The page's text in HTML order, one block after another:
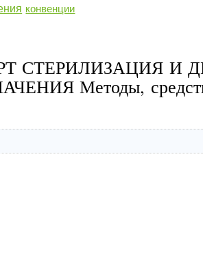
конвенции
СТЕРИЛИЗАЦИЯ И
Методы,